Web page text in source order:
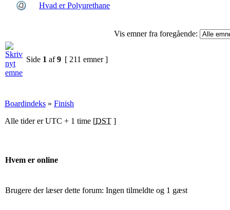
Hvad er Polyurethane
Vis emner fra foregående:
Side 1 af9 [ 211 emner ]
Boardindeks » Finish
Alle tider er UTC + 1 time [DST ]
Hvem er online
Brugere der læser dette forum: Ingen tilmeldte og 1 gæst